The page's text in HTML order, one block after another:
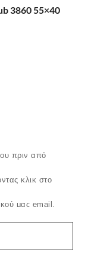
3860 55×40
πριν από
κλικ στο
μας email.